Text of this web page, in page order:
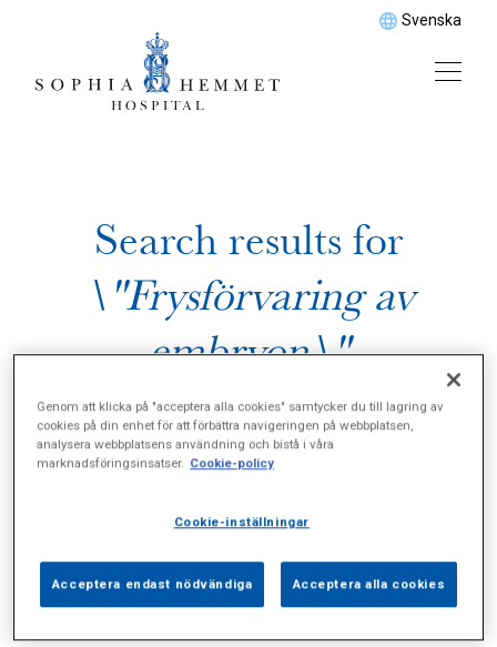
Svenska
Search results for
\"Frysförvaring av
embryon\"
Alla (1) Vårdgivare (1) Specialister (0)
Genom att klicka på "acceptera alla cookies" samtycker du till lagring av
cookies på din enhet för att förbättra navigeringen på webbplatsen,
analysera webbplatsens användning och bistå i våra
marknadsföringsinsatser. Cookie-policy
Cookie-inställningar
Acceptera endast nödvändiga Acceptera alla cookies